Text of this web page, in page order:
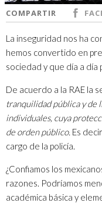
COMPARTIR
La inseguridad nos ha
hemos convertido en
sociedad y que día a día
De acuerdo a la RAE la
tranquilidad pública y de
individuales, cuya
de orden público. Es
cargo de la policía.
¿Confiamos los
razones. Podríamos
académica básica y